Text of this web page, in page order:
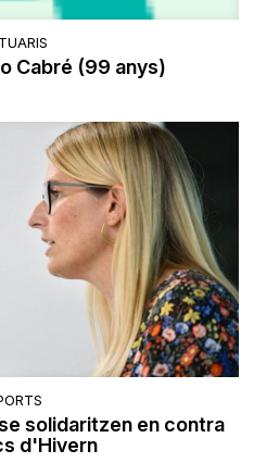
Cabré (99 anys)
solidaritzen en contra
d'Hivern